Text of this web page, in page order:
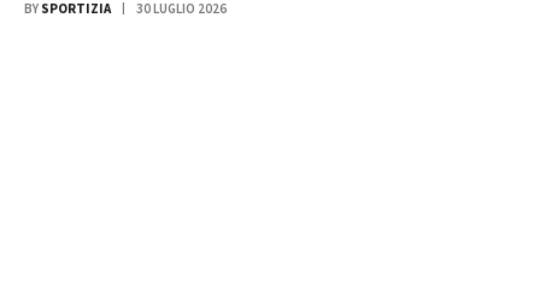
BY SPORTIZIA 30 LUGLIO 2026